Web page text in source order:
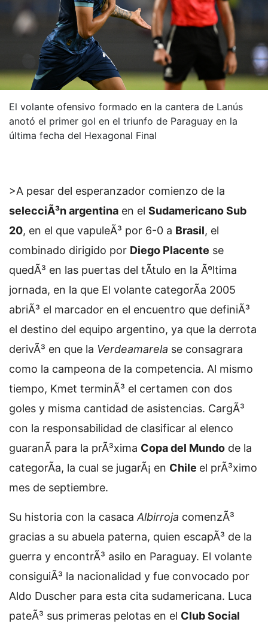
El volante ofensivo formado en la cantera de Lanús
anotó el primer gol en el triunfo de Paraguay en la
última fecha del Hexagonal Final
>A pesar del esperanzador comienzo de la
selecciÃ³n argentina en el Sudamericano Sub
20, en el que vapuleÃ³ por 6-0 a Brasil, el
combinado dirigido por Diego Placente se
quedÃ³ en las puertas del tÃ­tulo en la Ãºltima
jornada, en la que El volante categorÃ­a 2005
abriÃ³ el marcador en el encuentro que definiÃ³
el destino del equipo argentino, ya que la derrota
derivÃ³ en que la Verdeamarela se consagrara
como la campeona de la competencia. Al mismo
tiempo, Kmet terminÃ³ el certamen con dos
goles y misma cantidad de asistencias. CargÃ³
con la responsabilidad de clasificar al elenco
guaranÃ­ para la prÃ³xima Copa del Mundo de la
categorÃ­a, la cual se jugarÃ¡ en Chile el prÃ³ximo
mes de septiembre.
Su historia con la casaca Albirroja comenzÃ³
gracias a su abuela paterna, quien escapÃ³ de la
guerra y encontrÃ³ asilo en Paraguay. El volante
consiguiÃ³ la nacionalidad y fue convocado por
Aldo Duscher para esta cita sudamericana. Luca
pateÃ³ sus primeras pelotas en el Club Social